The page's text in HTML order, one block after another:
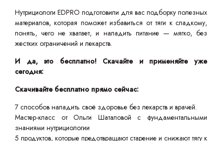
Нутрициологи EDPRO подготовили для вас подборку полезных
материалов, которая поможет избавиться от тяги к сладкому,
понять, чего не хватает, и наладить питание — мягко, без
жестких ограничений и лекарств.
И да, это бесплатно! Скачайте и применяйте уже
сегодня:
Скачивайте бесплатно прямо сейчас:
7 способов наладить своё здоровье без лекарств и врачей.
Мастер-класс от Ольги Шаталовой с фундаментальными
знаниями нутрициологии
5 продуктов, которые предотвращают старение и снижают тягу к